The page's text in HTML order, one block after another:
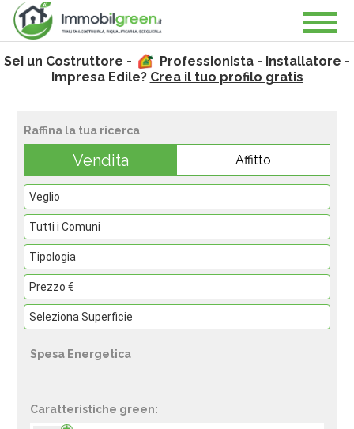
Sei un Costruttore -
Professionista - Installatore -
Impresa Edile? Crea il tuo profilo gratis
Raffina la tua ricerca
Vendita Affitto
Spesa Energetica
Caratteristiche green: